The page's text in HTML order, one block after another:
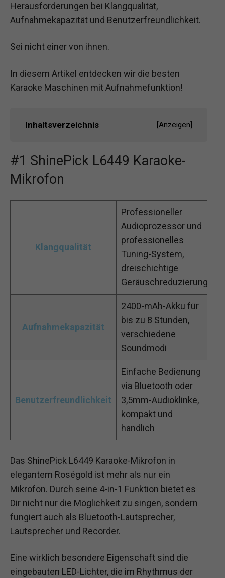
Herausforderungen bei Klangqualität,
Aufnahmekapazität und Benutzerfreundlichkeit.
Sei nicht einer von ihnen.
In diesem Artikel entdecken wir die besten
Karaoke Maschinen mit Aufnahmefunktion!
Inhaltsverzeichnis [Anzeigen]
#1 ShinePick L6449 Karaoke-
Mikrofon
Klangqualität
Professioneller
Audioprozessor und
professionelles
Tuning-System,
dreischichtige
Geräuschreduzierung
Aufnahmekapazität
2400-mAh-Akku für
bis zu 8 Stunden,
verschiedene
Soundmodi
Benutzerfreundlichkeit
Einfache Bedienung
via Bluetooth oder
3,5mm-Audioklinke,
kompakt und
handlich
Das ShinePick L6449 Karaoke-Mikrofon in
elegantem Roségold ist mehr als nur ein
Mikrofon. Durch seine 4-in-1 Funktion bietet es
Dir nicht nur die Möglichkeit zu singen, sondern
fungiert auch als Bluetooth-Lautsprecher,
Lautsprecher und Recorder.
Eine wirklich besondere Eigenschaft sind die
eingebauten LED-Lichter, die im Rhythmus der